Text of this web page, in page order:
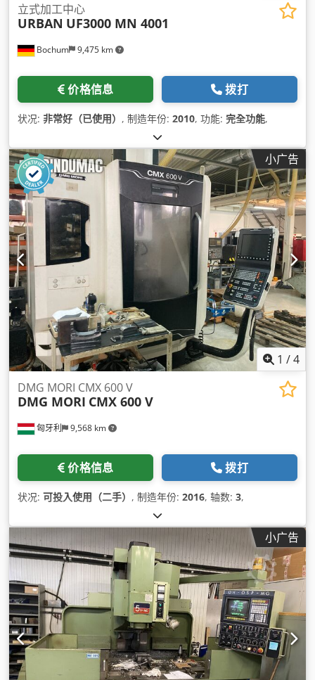
Bochum 9,475 km
立式加工中心
URBAN UF3000 MN 4001
价格信息 拨打
状况: 非常好（已使用） , 制造年份: 2010, 功能: 完全功能,
小广告
1 /4
匈牙利 9,568 km
DMG MORI CMX 600 V
DMG MORI CMX 600 V
价格信息 拨打
状况: 可投入使用（二手） , 制造年份: 2016, 轴数: 3,
小广告